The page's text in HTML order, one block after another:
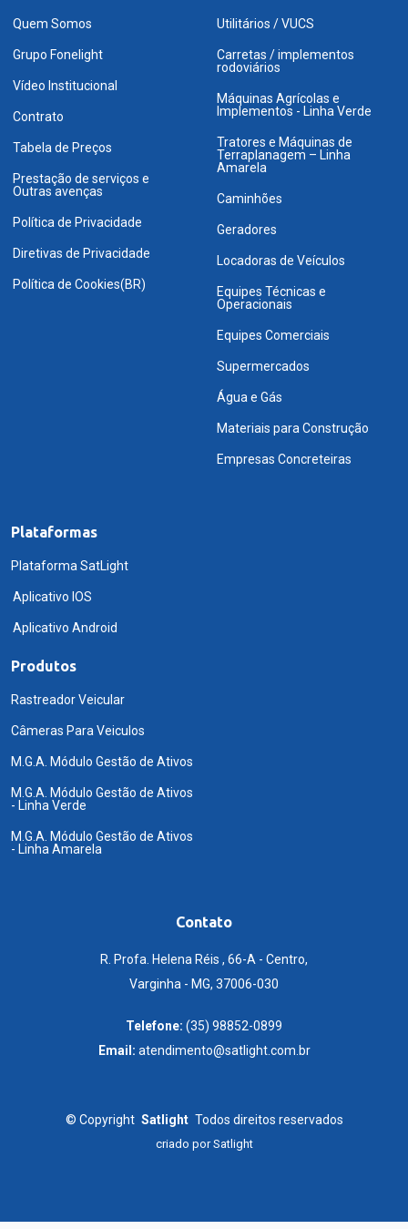
Quem Somos
Grupo Fonelight
Vídeo Institucional
Contrato
Tabela de Preços
Prestação de serviços e
Outras avenças
Política de Privacidade
Diretivas de Privacidade
Política de Cookies(BR)
Utilitários / VUCS
Carretas / implementos
rodoviários
Máquinas Agrícolas e
Implementos - Linha Verde
Tratores e Máquinas de
Terraplanagem – Linha
Amarela
Caminhões
Geradores
Locadoras de Veículos
Equipes Técnicas e
Operacionais
Equipes Comerciais
Supermercados
Água e Gás
Materiais para Construção
Empresas Concreteiras
Plataformas
Plataforma SatLight
Aplicativo IOS
Aplicativo Android
Produtos
Rastreador Veicular
Câmeras Para Veiculos
M.G.A. Módulo Gestão de Ativos
M.G.A. Módulo Gestão de Ativos
- Linha Verde
M.G.A. Módulo Gestão de Ativos
- Linha Amarela
Contato
R. Profa. Helena Réis , 66-A - Centro,
Varginha - MG, 37006-030
Telefone: (35) 98852-0899
Email: atendimento@satlight.com.br
© Copyright Satlight Todos direitos reservados
criado porSatlight